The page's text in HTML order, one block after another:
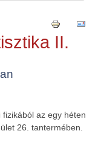
II.
az egy héten
26. tantermében.